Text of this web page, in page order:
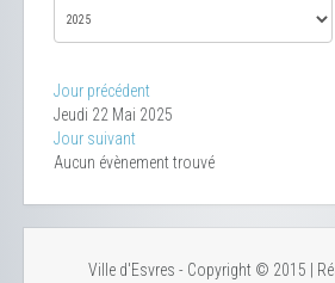
Jour précédent
Jeudi 22 Mai 2025
Jour suivant
Aucun évènement trouvé
Ville d'Esvres - Copyright © 2015 |